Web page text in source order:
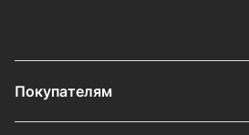
Покупателям